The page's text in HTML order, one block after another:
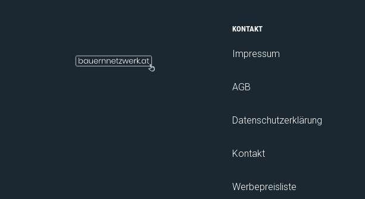
KONTAKT
Impressum
AGB
Datenschutzerklärung
Kontakt
Werbepreisliste